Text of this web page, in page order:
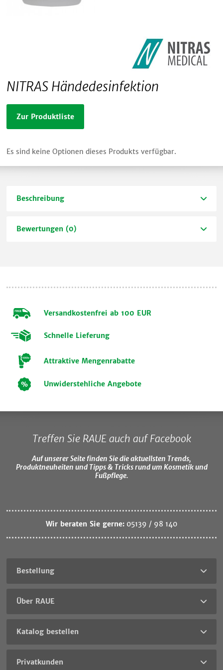
NITRAS Händedesinfektion
Zur Produktliste
Es sind keine Optionen dieses Produkts verfügbar.
Beschreibung
Bewertungen (0)
Versandkostenfrei ab 100 EUR
Schnelle Lieferung
Attraktive Mengenrabatte
Unwiderstehliche Angebote
Treffen Sie RAUE auch auf Facebook
Auf unserer Seite finden Sie die aktuellsten Trends,
Produktneuheiten und Tipps & Tricks rund um Kosmetik und
Fußpflege.
Wir beraten Sie gerne: 05139 / 98 140
Bestellung
Über RAUE
Katalog bestellen
Privatkunden